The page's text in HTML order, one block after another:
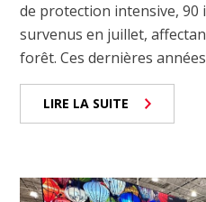
de protection intensive, 90
survenus en juillet,
forêt. Ces dernières
LIRE LA SUITE